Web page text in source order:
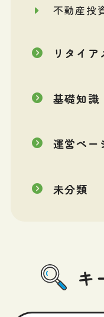
不動産投
リタイ
基礎知識
運営ペー
未分類
キ